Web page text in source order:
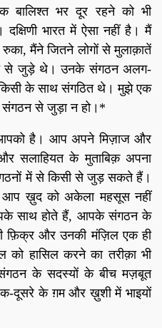
बालिश्त भर दूर रहने को भी
दक्षिणी भारत में ऐसा नहीं है। मैं
मैंने जितने लोगों से मुलाक़ातें
से जुड़े थे। उनके संगठन अलग-
के साथ संगठित थे। मुझे एक
संगठन से जुड़ा न हो।*
है। आप अपने मिज़ाज और
सलाहियत के मुताबिक़ अपना
में से किसी से जुड़ सकते हैं।
आप ख़ुद को अकेला महसूस नहीं
साथ होते हैं, आपके संगठन के
फ़िक्र और उनकी मंज़िल एक ही
हासिल करने का तरीक़ा भी
के सदस्यों के बीच मज़बूत
दूसरे के ग़म और ख़ुशी में भाइयों